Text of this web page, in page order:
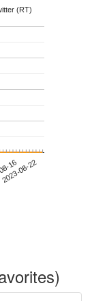
(RT)
16
2023-08-22